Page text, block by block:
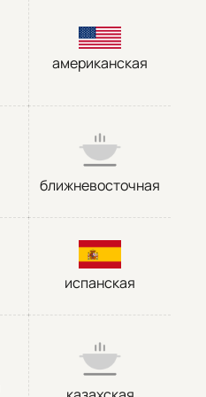
американская
ближневосточная
испанская